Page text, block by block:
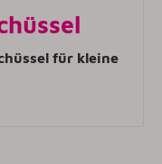
für kleine